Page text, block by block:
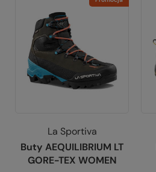
La Sportiva
Buty AEQUILIBRIUM LT
GORE-TEX WOMEN